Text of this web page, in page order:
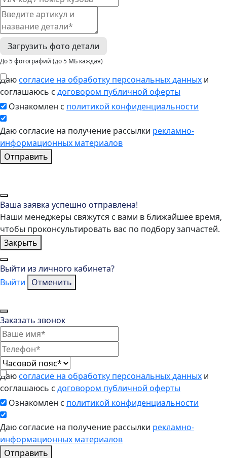
Загрузить фото детали
До 5 фотографий (до 5 МБ каждая)
Даюсогласие на обработку персональных данных и
соглашаюсь с договором публичной оферты
Ознакомлен с политикой конфиденциальности
Даю согласие на получение рассылки рекламно-
информационных материалов
Отправить
Ваша заявка успешно отправлена!
Наши менеджеры свяжутся с вами в ближайшее время,
чтобы проконсультировать вас по подбору запчастей.
Закрыть
Выйти из личного кабинета?
Выйти
Отменить
Заказать звонок
Даюсогласие на обработку персональных данных и
соглашаюсь с договором публичной оферты
Ознакомлен с политикой конфиденциальности
Даю согласие на получение рассылки рекламно-
информационных материалов
Отправить